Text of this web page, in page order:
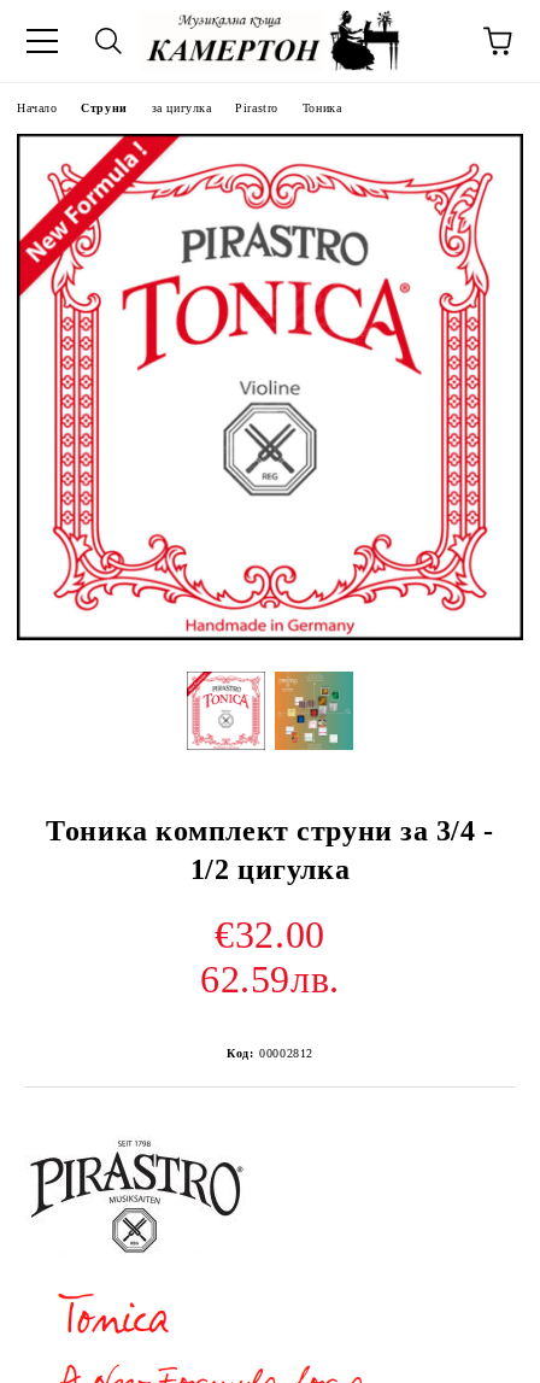
Начало Струни за цигулка Pirastro Тоника
Тоника комплект струни за 3/4 -
1/2 цигулка
€32.00
62.59лв.
Код: 00002812